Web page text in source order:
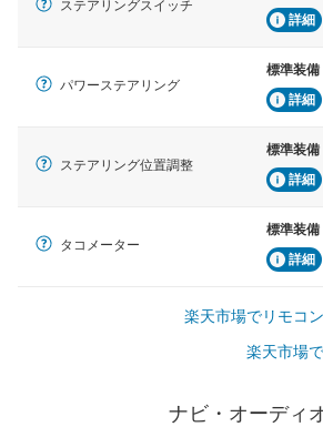
ステアリングスイッチ
詳細
パワーステアリング
標準装備
詳細
ステアリング位置調整
標準装備
詳細
タコメーター
標準装備
詳細
楽天市場でリモコ
楽天市場
ナビ・オーディ